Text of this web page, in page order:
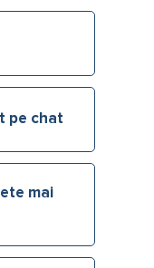
pe chat
mai